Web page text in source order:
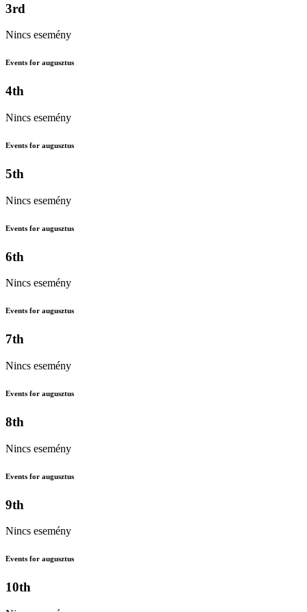
3rd
Nincs esemény
Events for augusztus
4th
Nincs esemény
Events for augusztus
5th
Nincs esemény
Events for augusztus
6th
Nincs esemény
Events for augusztus
7th
Nincs esemény
Events for augusztus
8th
Nincs esemény
Events for augusztus
9th
Nincs esemény
Events for augusztus
10th